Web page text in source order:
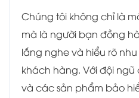
Chúng tôi không chỉ là
mà là người bạn đồng
lắng nghe và hiểu rõ
khách hàng. Với đội
và các sản phẩm bảo